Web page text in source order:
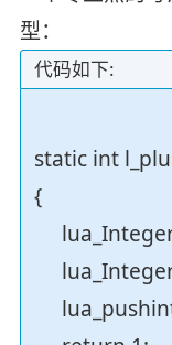
型：
代码如下:
static int
{
lua_Integer
lua_Integer